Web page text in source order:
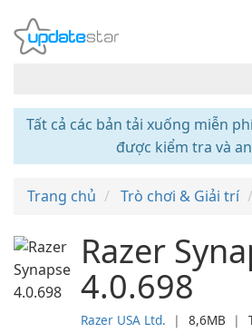
Tất cả các bản tải xuống miễn
được kiểm tra và
Trang chủ Trò chơi & Giải trí
Razer
4.0.698
Razer USA Ltd. ❘ 8,6MB ❘